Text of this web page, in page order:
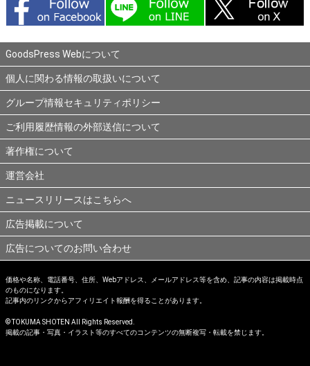
GoodsPress Webについて
個人に関わる情報の取扱いについて
グループ情報セキュリティポリシー
ご利用履歴情報の外部送信について
著作権について
運営会社
ニュースリリースはこちらへ
広告掲載について
広告についてのお問い合わせ
価格や名称、電話番号、住所、Webアドレス、メールアドレス等を含め、記事の内容は掲載時点
のものになります。
記事内のリンクからアフィリエイト報酬を得ることがあります。
© TOKUMA SHOTEN All Rights Reserved.
掲載の記事・写真・イラスト等のすべてのコンテンツの無断複写・転載を禁じます。